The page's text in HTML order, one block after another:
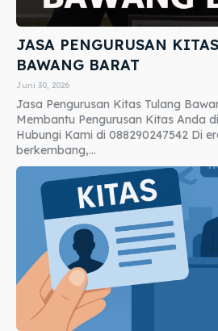
JASA PENGURUSAN
BAWANG BARAT
Juni 30, 2026
Jasa Pengurusan Kitas Tulang
Membantu Pengurusan Kitas Anda
Hubungi Kami di 088290247542 Di
berkembang,...